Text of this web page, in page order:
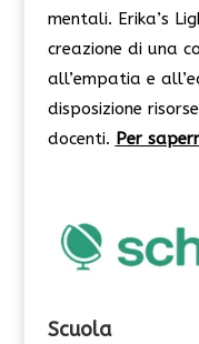
mentali. Erika’s
creazione di una
all’empatia e
disposizione
docenti. Per
Scuola